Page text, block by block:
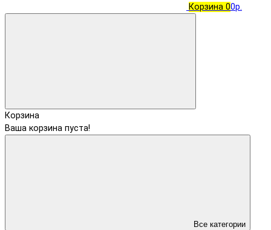
Корзина 00р.
Корзина
Ваша корзина пуста!
Все категории